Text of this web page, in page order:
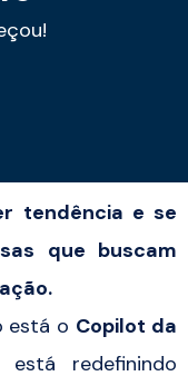
tendência e se
que buscam
está o Copilot da
redefinindo